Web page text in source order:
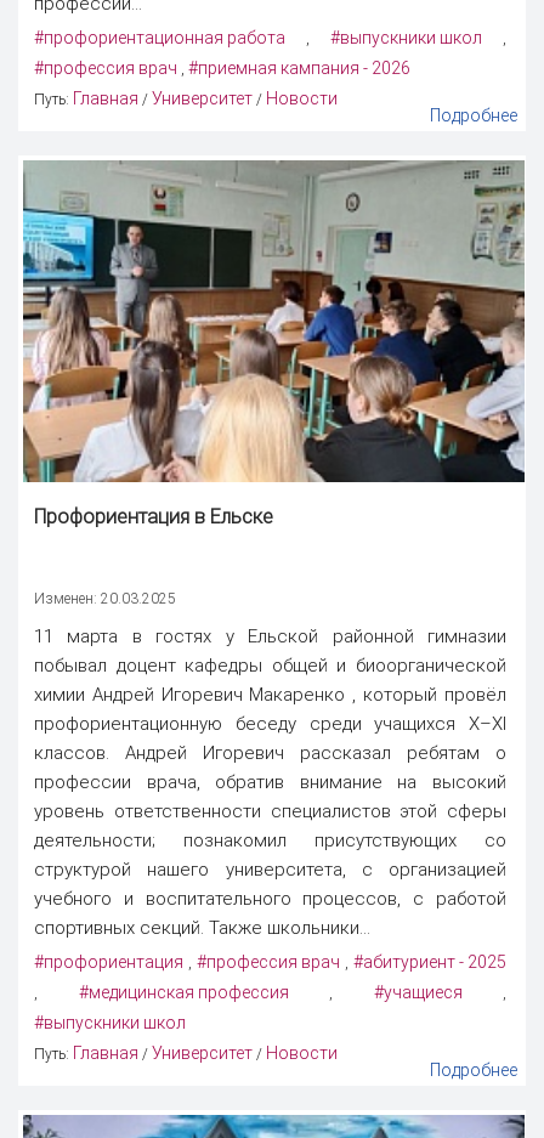
#профориентационная работа , #выпускники школ ,
#профессия врач , #приемная кампания - 2026
Путь: Главная / Университет / Новости
Подробнее
Профориентация в Ельске
Изменен: 20.03.2025
11 марта в гостях у Ельской районной гимназии
побывал доцент кафедры общей и биоорганической
химии Андрей Игоревич Макаренко , который провёл
профориентационную беседу среди учащихся X–XI
классов. Андрей Игоревич рассказал ребятам о
профессии врача, обратив внимание на высокий
уровень ответственности специалистов этой сферы
деятельности; познакомил присутствующих со
структурой нашего университета, с организацией
учебного и воспитательного процессов, с работой
спортивных секций. Также школьники...
#профориентация #профессия врач #абитуриент - 2025
#медицинская профессия #учащиеся
#выпускники школ
Путь: Главная / Университет / Новости
Подробнее